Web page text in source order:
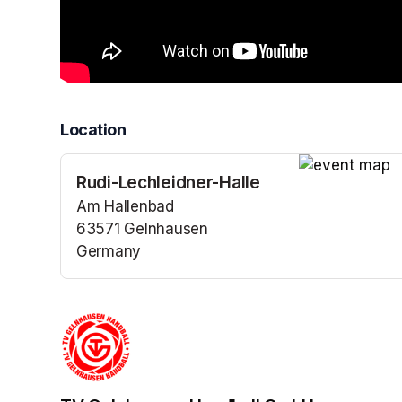
Location
Rudi-Lechleidner-Halle
Am Hallenbad
63571 Gelnhausen
Germany